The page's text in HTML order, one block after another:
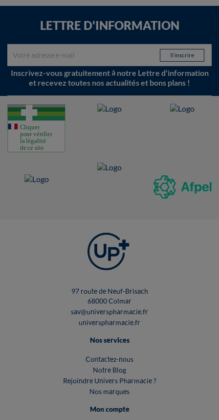
LETTRE D'INFORMATION
Inscrivez-vous gratuitement à notre Lettre d'information
et recevez toutes nos actualités et bons plans !
97 route de Neuf-Brisach
68000 Colmar
sav@universpharmacie.fr
universpharmacie.fr
Nos services
Contactez-nous
Notre Blog
Rejoindre Univers Pharmacie ?
Nos marques
Mon compte